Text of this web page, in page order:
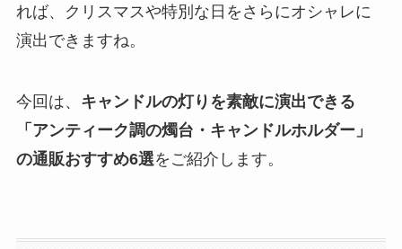
れば、クリスマスや特別な日をさらにオシャレに
演出できますね。
今回は、 キャンドルの灯りを素敵に演出できる
「アンティーク調の燭台・キャンドルホルダー」
の通販おすすめ6選をご紹介します。